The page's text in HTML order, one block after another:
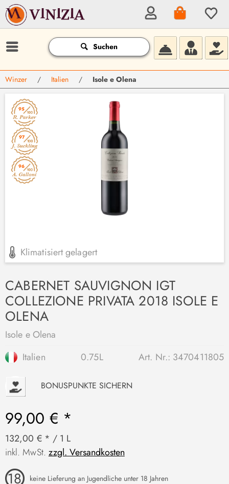
Suchen
Winzer / Italien / Isole e Olena
95
97
96
Klimatisiert gelagert
CABERNET SAUVIGNON IGT
COLLEZIONE PRIVATA 2018 ISOLE E
OLENA
Isole e Olena
Italien
0.75L Art. Nr.: 3470411805
P BONUSPUNKTE SICHERN
99,00 € *
132,00 € * / 1 L
inkl. MwSt. zzgl. Versandkosten
keine Lieferung an Jugendliche unter 18 Jahren